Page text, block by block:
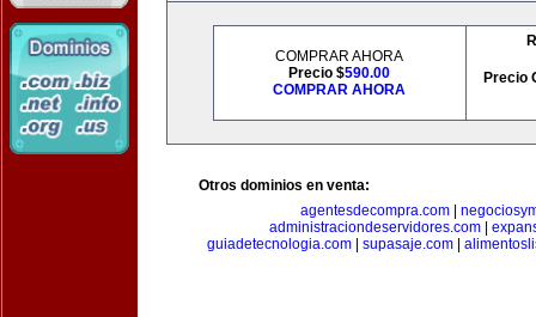
COMPRAR AHORA
Precio $590.00
COMPRAR AHORA
Precio
Otros dominios en venta:
agentesdecompra.com|
administraciondeservidores.com
guiadetecnologia.com
supasaje.com